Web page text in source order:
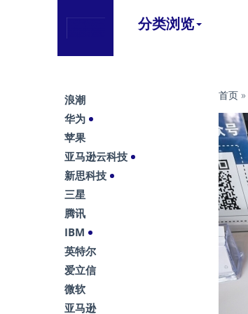
分类浏览
首页 »
浪潮
华为
苹果
亚马逊云科技
新思科技
三星
腾讯
IBM
英特尔
爱立信
微软
亚马逊